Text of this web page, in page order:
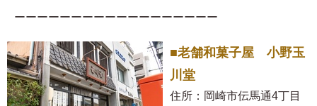
ーーーーーーーーーーーーーーーーーー
■老舗和菓子屋 小野玉
川堂
住所：岡崎市伝馬通4丁目